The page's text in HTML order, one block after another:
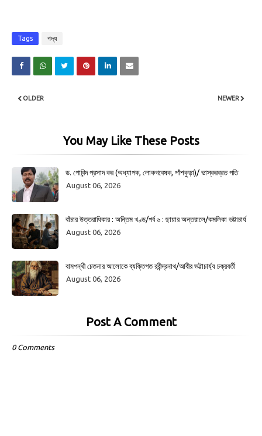
Tags গদ্য
NEWER
OLDER
You May Like These Posts
ড. গোবিন্দ প্রসাদ কর (অধ্যাপক, লোকগবেষক, পাঁশকুড়া)/ ভাস্করব্রত পতি
August 06, 2026
বাঁচার উত্তরাধিকার : অন্তিম খণ্ড/পর্ব ৬ : ছায়ার অন্তরালে/কমলিকা ভট্টাচার্য
August 06, 2026
বামপন্থী চেতনার আলোকে ব্যক্তিগত রবীন্দ্রনাথ/আবীর ভট্টাচার্য্য চক্রবর্তী
August 06, 2026
Post A Comment
0 Comments